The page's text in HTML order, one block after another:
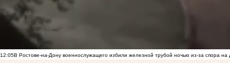
12:05В Ростове-на-Дону военнослужащего избили железной трубой ночью из-за спора на